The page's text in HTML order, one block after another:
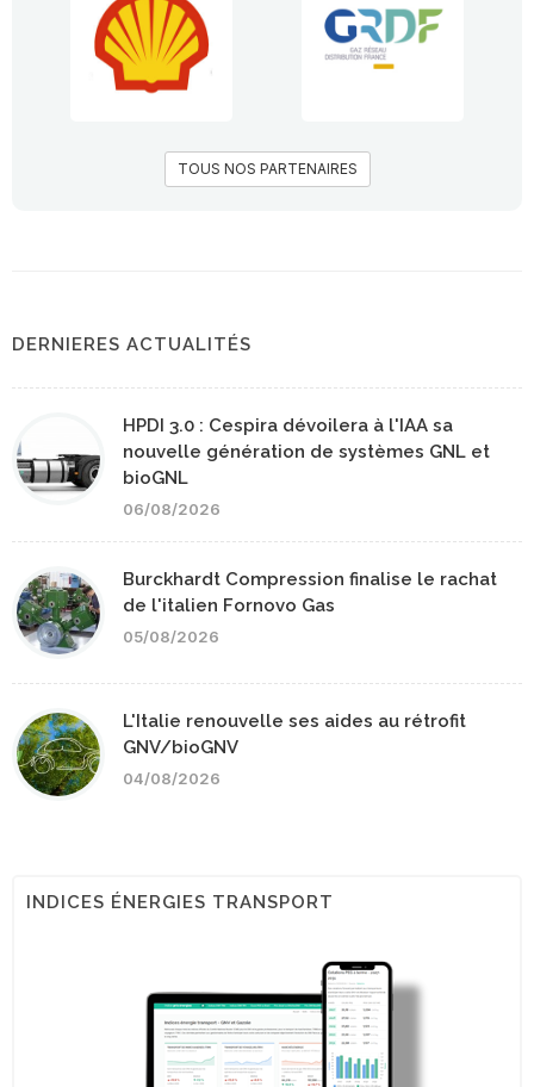
TOUS NOS PARTENAIRES
DERNIERES ACTUALITÉS
HPDI 3.0 : Cespira dévoilera à l'IAA sa
nouvelle génération de systèmes GNL et
bioGNL
06/08/2026
Burckhardt Compression finalise le rachat
de l'italien Fornovo Gas
05/08/2026
L'Italie renouvelle ses aides au rétrofit
GNV/bioGNV
04/08/2026
INDICES ÉNERGIES TRANSPORT